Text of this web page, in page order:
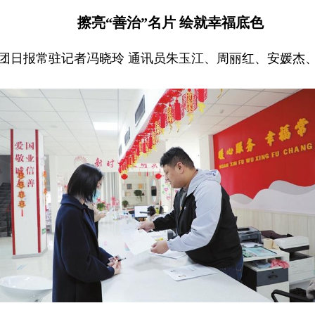
擦亮“善治”名片 绘就幸福底色
日报常驻记者冯晓玲 通讯员朱玉江、周丽红、安媛杰